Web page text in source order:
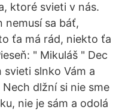
ktoré svieti v nás.
nemusí sa báť,
ťa má rád, niekto ťa
" Mikuláš " Dec
svieti slnko Vám a
dlžní si nie sme
nie je sám a odolá